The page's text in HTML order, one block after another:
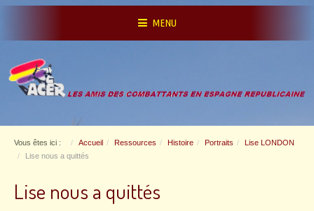
MENU
Vous êtes ici : Accueil Ressources Histoire Portraits
Lise LONDON
Lise nous a quittés
Lise nous a quittés